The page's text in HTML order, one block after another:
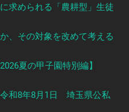
求められる「農耕型」生徒
、その対象を改めて考える
夏の甲子園特別編】
和8年8月1日 埼玉県公私